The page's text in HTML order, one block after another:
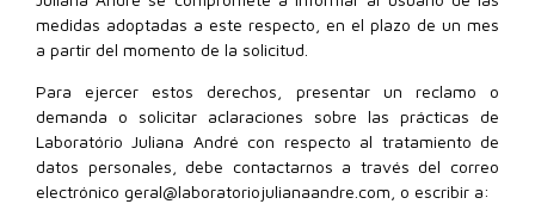
medidas adoptadas a este respecto, en el plazo de un mes
a partir del momento de la solicitud.
Para ejercer estos derechos, presentar un reclamo o
demanda o solicitar aclaraciones sobre las prácticas de
Laboratório Juliana André con respecto al tratamiento de
datos personales, debe contactarnos a través del correo
electrónico geral@laboratoriojulianaandre.com, o escribir a: